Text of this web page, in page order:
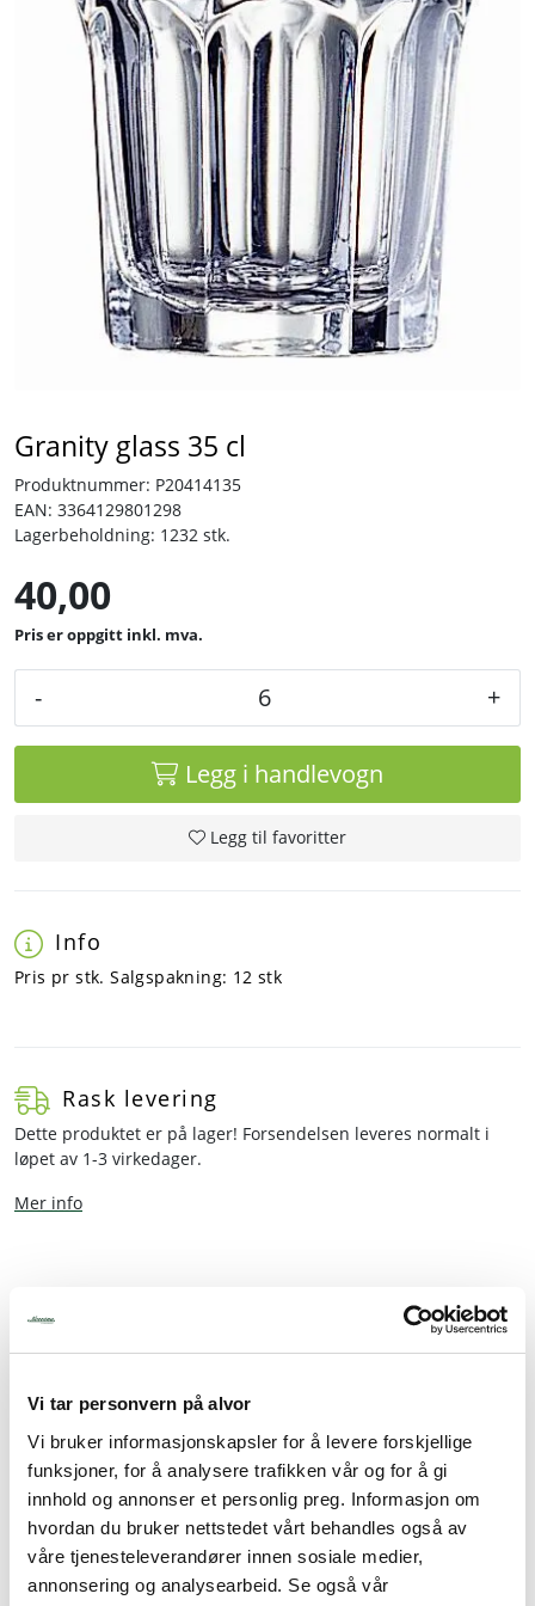
Vi tar personvern på alvor
Vi bruker informasjonskapsler for å levere forskjellige
funksjoner, for å analysere trafikken vår og for å gi
innhold og annonser et personlig preg. Informasjon om
hvordan du bruker nettstedet vårt behandles også av
våre tjenesteleverandører innen sosiale medier,
annonsering og analysearbeid. Se også vår
Granity glass 35 cl
Produktnummer: P20414135
EAN: 3364129801298
Lagerbeholdning: 1232 stk.
40,00
inkl. mva.
- +
Legg i handlevogn
Legg til favoritter
Granity glass 35cl
Selges kartong med 12 glass
48 i ytterkartongen
Et behandlet glass som disse, er opptil 5 ganger så
Info
Pris pr stk. Salgspakning: 12 stk
Rask levering
Dette produktet er på lager! Forsendelsen leveres normalt i
løpet av 1-3 virkedager.
Mer info
Tjenester